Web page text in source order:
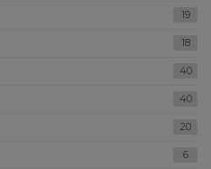
19
18
40
40
20
6